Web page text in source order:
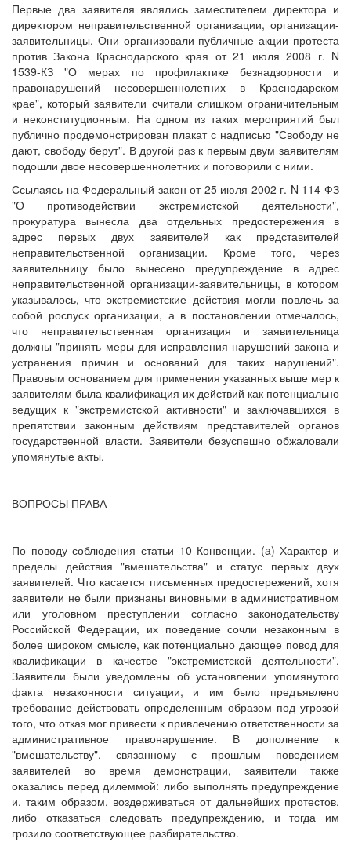
Первые два заявителя являлись заместителем директора и
директором неправительственной организации, организации-
заявительницы. Они организовали публичные акции протеста
против Закона Краснодарского края от 21 июля 2008 г. N
1539-КЗ "О мерах по профилактике безнадзорности и
правонарушений несовершеннолетних в Краснодарском
крае", который заявители считали слишком ограничительным
и неконституционным. На одном из таких мероприятий был
публично продемонстрирован плакат с надписью "Свободу не
дают, свободу берут". В другой раз к первым двум заявителям
подошли двое несовершеннолетних и поговорили с ними.
Ссылаясь на Федеральный закон от 25 июля 2002 г. N 114-ФЗ
"О противодействии экстремистской деятельности",
прокуратура вынесла два отдельных предостережения в
адрес первых двух заявителей как представителей
неправительственной организации. Кроме того, через
заявительницу было вынесено предупреждение в адрес
неправительственной организации-заявительницы, в котором
указывалось, что экстремистские действия могли повлечь за
собой роспуск организации, а в постановлении отмечалось,
что неправительственная организация и заявительница
должны "принять меры для исправления нарушений закона и
устранения причин и оснований для таких нарушений".
Правовым основанием для применения указанных выше мер к
заявителям была квалификация их действий как потенциально
ведущих к "экстремистской активности" и заключавшихся в
препятствии законным действиям представителей органов
государственной власти. Заявители безуспешно обжаловали
упомянутые акты.
ВОПРОСЫ ПРАВА
По поводу соблюдения статьи 10 Конвенции. (a) Характер и
пределы действия "вмешательства" и статус первых двух
заявителей. Что касается письменных предостережений, хотя
заявители не были признаны виновными в административном
или уголовном преступлении согласно законодательству
Российской Федерации, их поведение сочли незаконным в
более широком смысле, как потенциально дающее повод для
квалификации в качестве "экстремистской деятельности".
Заявители были уведомлены об установлении упомянутого
факта незаконности ситуации, и им было предъявлено
требование действовать определенным образом под угрозой
того, что отказ мог привести к привлечению ответственности за
административное правонарушение. В дополнение к
"вмешательству", связанному с прошлым поведением
заявителей во время демонстрации, заявители также
оказались перед дилеммой: либо выполнять предупреждение
и, таким образом, воздерживаться от дальнейших протестов,
либо отказаться следовать предупреждению, и тогда им
грозило соответствующее разбирательство.